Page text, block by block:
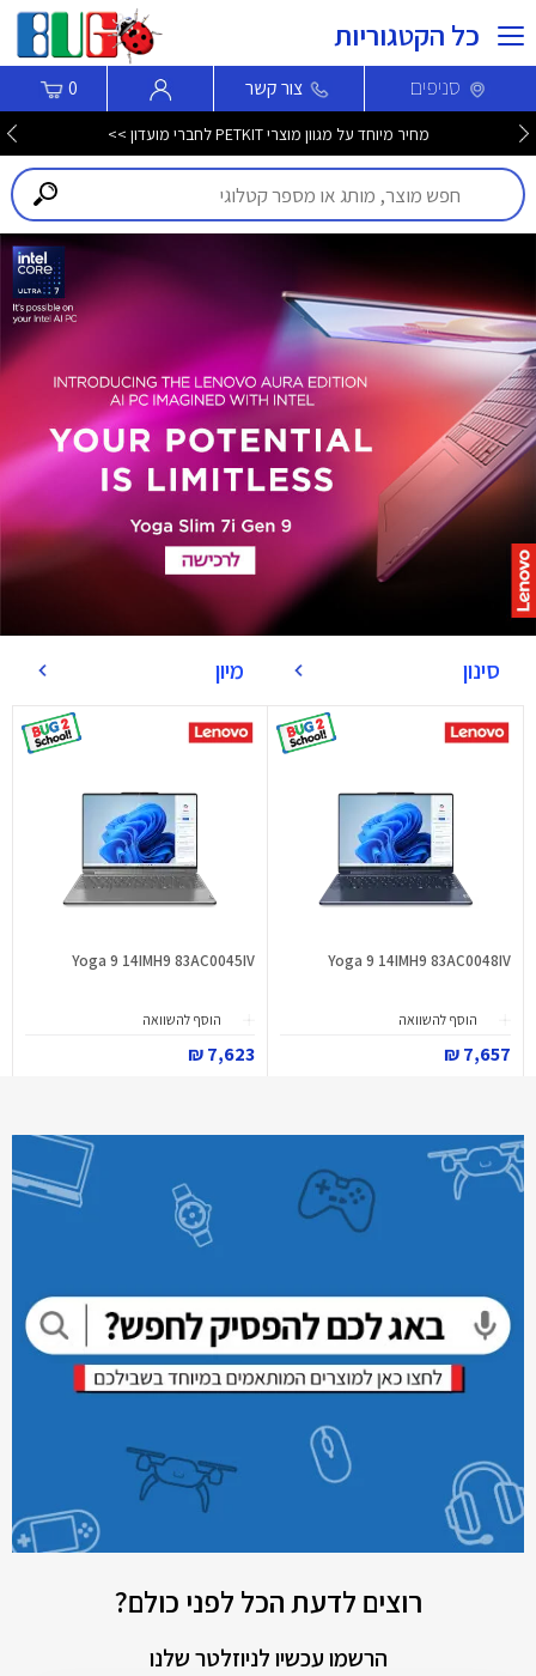
כל הקטגוריות
סניפים צור קשר 0
מחיר מיוחד על מגוון מוצרי PETKIT לחברי מועדון >>
סינון מיון
Yoga 9 14IMH9 83AC0048IV
הוסף להשוואה
7,657 ₪
Yoga 9 14IMH9 83AC0045IV
הוסף להשוואה
7,623 ₪
רוצים לדעת הכל לפני כולם?
הרשמו עכשיו לניוזלטר שלנו